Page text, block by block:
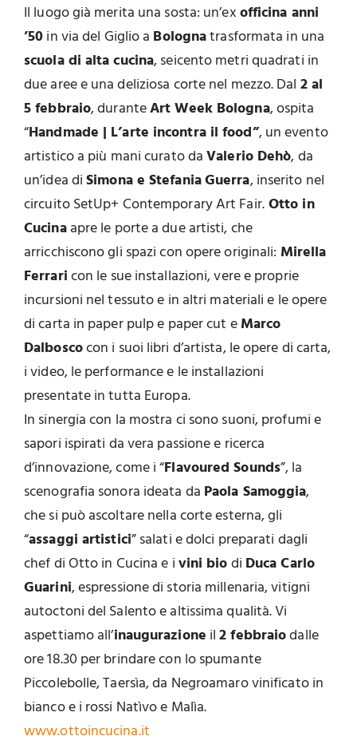
Il luogo già merita una sosta: un’exofficina anni
’50in via del Giglio a Bolognatrasformata in una
scuola di alta cucina, seicento metri quadrati in
due aree e una deliziosa corte nel mezzo. Dal 2 al
5 febbraio, duranteArt Week Bologna, ospita
“Handmade | L’arte incontra il food”, un evento
artistico a più mani curato daValerio Dehò, da
un’idea diSimona e StefaniaGuerra, inserito nel
circuito SetUp+ Contemporary Art Fair.Otto in
Cucinaapre le porte a due artisti, che
arricchiscono gli spazi con opere originali: Mirella
Ferraricon le sue installazioni, vere e proprie
incursioni nel tessuto e in altri materiali e le opere
di carta in paper pulp e paper cut eMarco
Dalboscocon i suoi libri d’artista, le opere di carta,
i video, le performance e le installazioni
presentate in tutta Europa.
In sinergia con la mostra ci sono suoni, profumi e
sapori ispirati da vera passione e ricerca
d’innovazione, come i “Flavoured Sounds”, la
scenografia sonora ideata da Paola Samoggia,
che si può ascoltare nella corte esterna, gli
“assaggi artistici” salati e dolci preparati dagli
chef di Otto in Cucina e ivini biodi Duca Carlo
Guarini, espressione di storia millenaria, vitigni
autoctoni del Salento e altissima qualità. Vi
aspettiamo all’inaugurazione il2 febbraiodalle
ore 18.30 per brindare con lo spumante
Piccolebolle, Taersìa, da Negroamaro vinificato in
bianco e i rossi Natìvo e Malìa.
www.ottoincucina.it